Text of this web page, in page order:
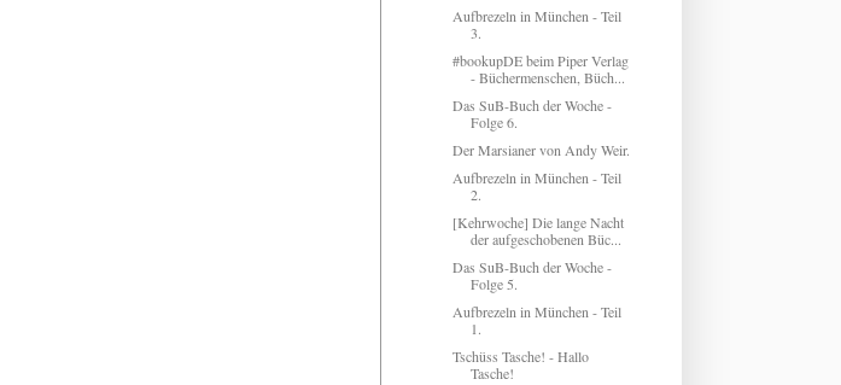
Aufbrezeln in München - Teil
3.
#bookupDE beim Piper Verlag
- Büchermenschen, Büch...
Das SuB-Buch der Woche -
Folge 6.
Der Marsianer von Andy Weir.
Aufbrezeln in München - Teil
2.
[Kehrwoche] Die lange Nacht
der aufgeschobenen Büc...
Das SuB-Buch der Woche -
Folge 5.
Aufbrezeln in München - Teil
1.
Tschüss Tasche! - Hallo
Tasche!